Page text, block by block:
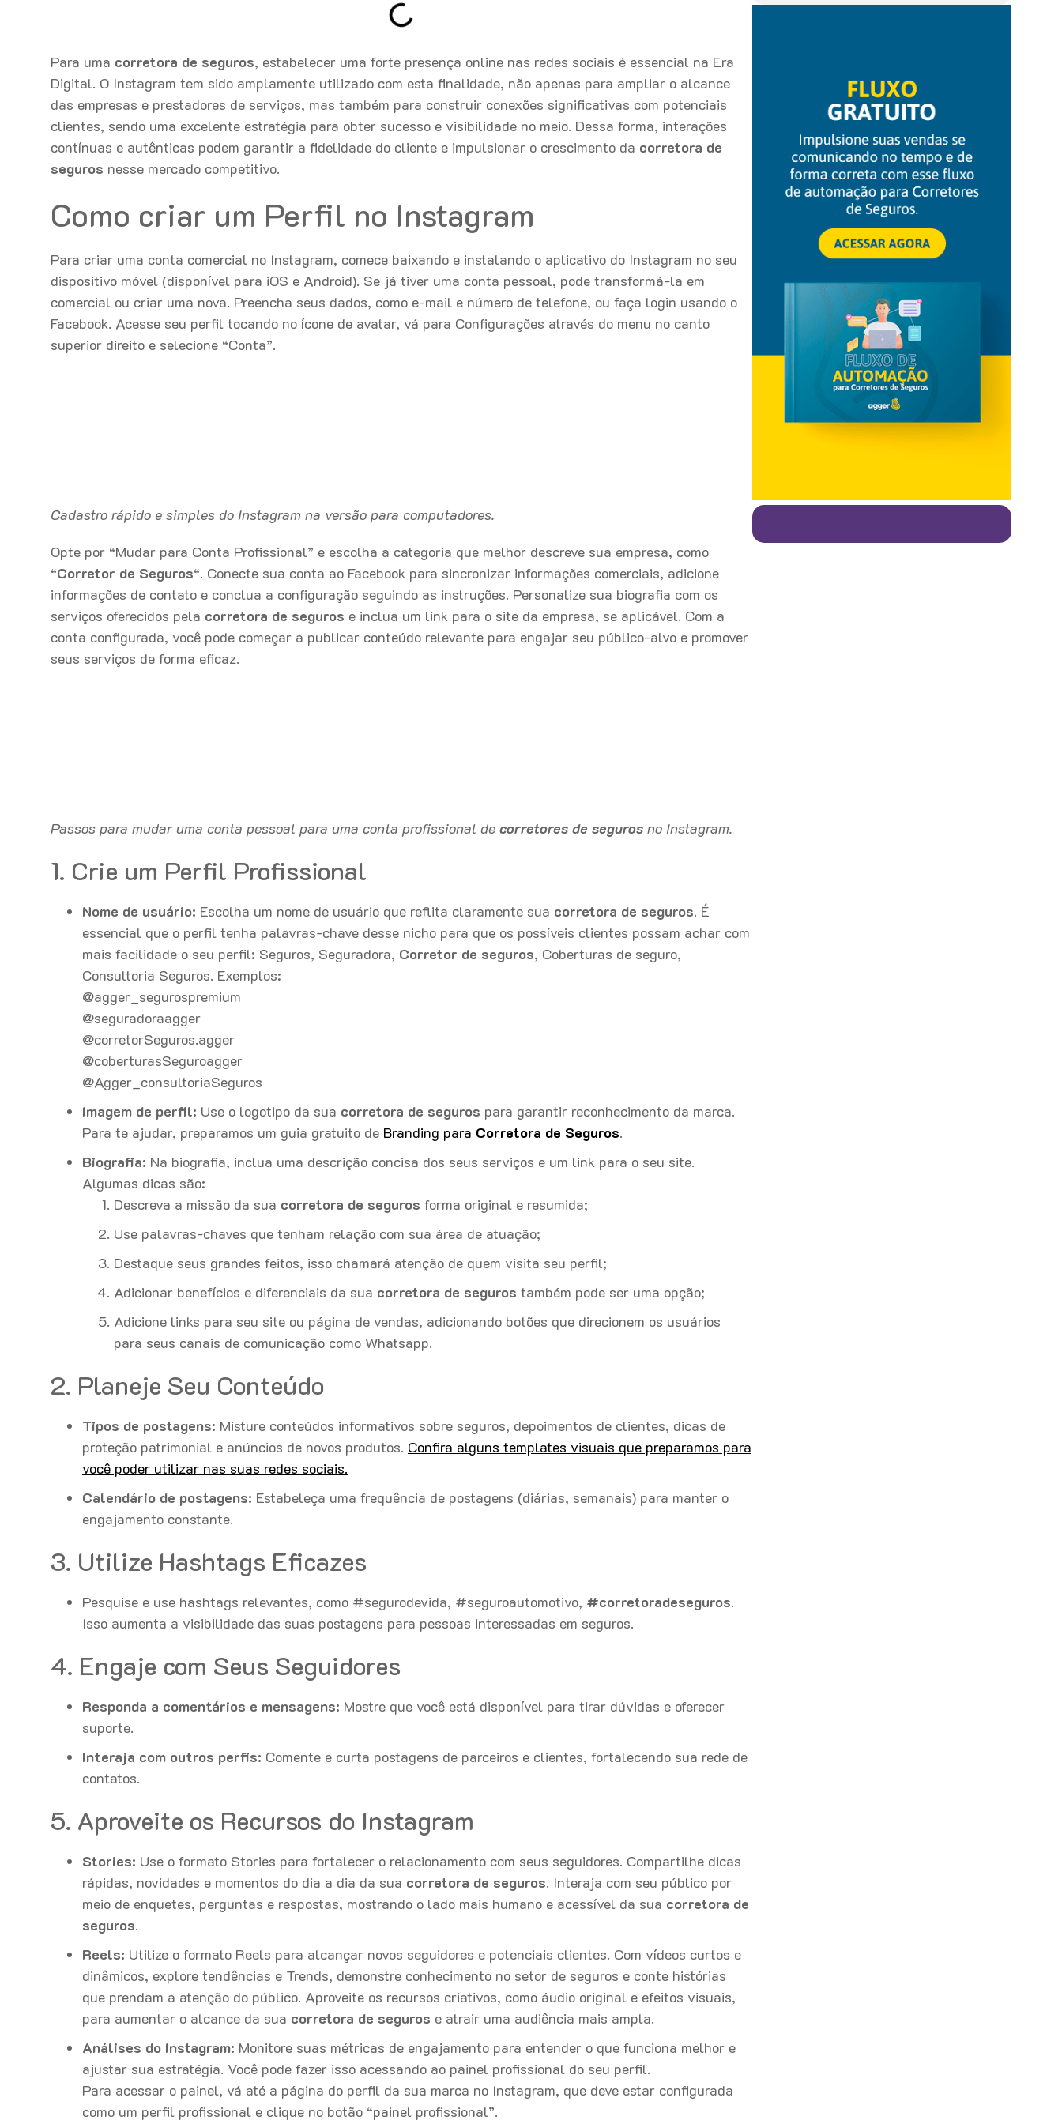
Para uma corretora de seguros, estabelecer uma forte presença online nas redes sociais é essencial na Era
Digital. O Instagram tem sido amplamente utilizado com esta finalidade, não apenas para ampliar o alcance
das empresas e prestadores de serviços, mas também para construir conexões significativas com potenciais
clientes, sendo uma excelente estratégia para obter sucesso e visibilidade no meio. Dessa forma, interações
contínuas e autênticas podem garantir a fidelidade do cliente e impulsionar o crescimento da corretora de
seguros nesse mercado competitivo.
Como criar um Perfil no Instagram
Para criar uma conta comercial no Instagram, comece baixando e instalando o aplicativo do Instagram no seu
dispositivo móvel (disponível para iOS e Android). Se já tiver uma conta pessoal, pode transformá-la em
comercial ou criar uma nova. Preencha seus dados, como e-mail e número de telefone, ou faça login usando o
Facebook. Acesse seu perfil tocando no ícone de avatar, vá para Configurações através do menu no canto
superior direito e selecione “Conta”.
Cadastro rápido e simples do Instagram na versão para computadores.
Opte por “Mudar para Conta Profissional” e escolha a categoria que melhor descreve sua empresa, como
“Corretor de Seguros“. Conecte sua conta ao Facebook para sincronizar informações comerciais, adicione
informações de contato e conclua a configuração seguindo as instruções. Personalize sua biografia com os
serviços oferecidos pela corretora de seguros e inclua um link para o site da empresa, se aplicável. Com a
conta configurada, você pode começar a publicar conteúdo relevante para engajar seu público-alvo e promover
seus serviços de forma eficaz.
Passos para mudar uma conta pessoal para uma conta profissional de corretores de seguros no Instagram.
1. Crie um Perfil Profissional
Nome de usuário: Escolha um nome de usuário que reflita claramente sua corretora de seguros. É
essencial que o perfil tenha palavras-chave desse nicho para que os possíveis clientes possam achar com
mais facilidade o seu perfil: Seguros, Seguradora, Corretor de seguros, Coberturas de seguro,
Consultoria Seguros. Exemplos:
@agger_segurospremium
@seguradoraagger
@corretorSeguros.agger
@coberturasSeguroagger
@Agger_consultoriaSeguros
Imagem de perfil: Use o logotipo da sua corretora de seguros para garantir reconhecimento da marca.
Para te ajudar, preparamos um guia gratuito de Branding para Corretora de Seguros.
Biografia: Na biografia, inclua uma descrição concisa dos seus serviços e um link para o seu site.
Algumas dicas são:
Descreva a missão da sua corretora de seguros forma original e resumida;
Use palavras-chaves que tenham relação com sua área de atuação;
Destaque seus grandes feitos, isso chamará atenção de quem visita seu perfil;
Adicionar benefícios e diferenciais da sua corretora de seguros também pode ser uma opção;
Adicione links para seu site ou página de vendas, adicionando botões que direcionem os usuários
para seus canais de comunicação como Whatsapp.
2. Planeje Seu Conteúdo
Tipos de postagens: Misture conteúdos informativos sobre seguros, depoimentos de clientes, dicas de
proteção patrimonial e anúncios de novos produtos. Confira alguns templates visuais que preparamos para
você poder utilizar nas suas redes sociais.
Calendário de postagens: Estabeleça uma frequência de postagens (diárias, semanais) para manter o
engajamento constante.
3. Utilize Hashtags Eficazes
Pesquise e use hashtags relevantes, como #segurodevida, #seguroautomotivo, #corretoradeseguros.
Isso aumenta a visibilidade das suas postagens para pessoas interessadas em seguros.
4. Engaje com Seus Seguidores
Responda a comentários e mensagens: Mostre que você está disponível para tirar dúvidas e oferecer
suporte.
Interaja com outros perfis: Comente e curta postagens de parceiros e clientes, fortalecendo sua rede de
contatos.
5. Aproveite os Recursos do Instagram
Stories: Use o formato Stories para fortalecer o relacionamento com seus seguidores. Compartilhe dicas
rápidas, novidades e momentos do dia a dia da sua corretora de seguros. Interaja com seu público por
meio de enquetes, perguntas e respostas, mostrando o lado mais humano e acessível da sua corretora de
seguros.
Reels: Utilize o formato Reels para alcançar novos seguidores e potenciais clientes. Com vídeos curtos e
dinâmicos, explore tendências e Trends, demonstre conhecimento no setor de seguros e conte histórias
que prendam a atenção do público. Aproveite os recursos criativos, como áudio original e efeitos visuais,
para aumentar o alcance da sua corretora de seguros e atrair uma audiência mais ampla.
Análises do Instagram: Monitore suas métricas de engajamento para entender o que funciona melhor e
ajustar sua estratégia. Você pode fazer isso acessando ao painel profissional do seu perfil.
Para acessar o painel, vá até a página do perfil da sua marca no Instagram, que deve estar configurada
como um perfil profissional e clique no botão “painel profissional”.